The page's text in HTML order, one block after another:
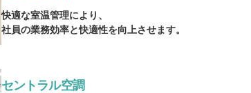
快適な室温管理により、
社員の業務効率と快適性を向上させます。
セントラル空調